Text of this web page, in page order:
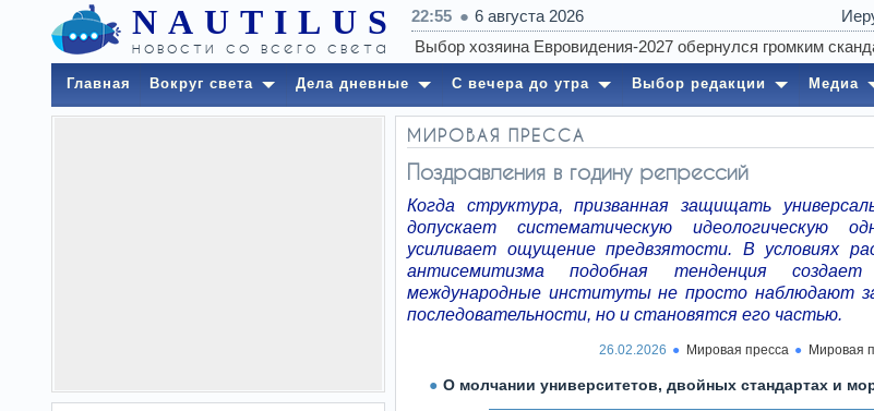
NAUTILUS
новости со всего света
22:55 6 августа 2026
22:45
Главная Вокруг света Дела дневные С вечера до утра Выбор редакции Медиа
МИРОВАЯ ПРЕССА
Поздравления в годину репрессий
Когда структура, призванная защищать
допускает систематическую идеологическую
усиливает ощущение предвзятости. В условиях
антисемитизма подобная тенденция
международные институты не просто наблюдают
последовательности, но и становятся его частью.
26.02.2026 Мировая пресса Мировая
О молчании университетов, двойных стандартах и